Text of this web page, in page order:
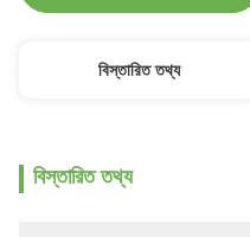
বিস্তারিত তথ্য
বিস্তারিত তথ্য